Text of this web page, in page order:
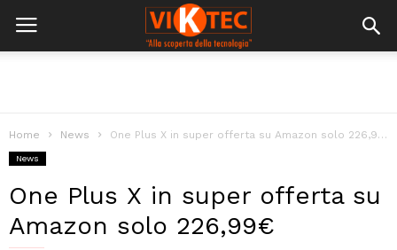
Home News One Plus X in super offerta su Amazon solo 226,99€
News
One Plus X in super offerta su
Amazon solo 226,99€